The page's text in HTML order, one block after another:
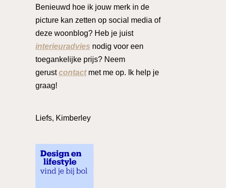
Benieuwd hoe ik jouw merk in de
picture kan zetten op social media of
deze woonblog? Heb je juist
interieuradvies nodig voor een
toegankelijke prijs? Neem
gerustcontactmet me op. Ik help je
graag!
Liefs, Kimberley